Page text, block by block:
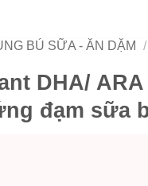
BÚ SỮA - ĂN DẶM /
DHA/
đạm sữa